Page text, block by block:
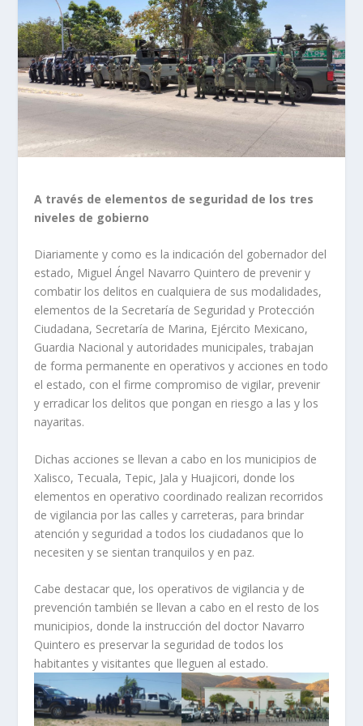
A través de elementos de seguridad de los tres
niveles de gobierno
Diariamente y como es la indicación del gobernador del
estado, Miguel Ángel Navarro Quintero de prevenir y
combatir los delitos en cualquiera de sus modalidades,
elementos de la Secretaría de Seguridad y Protección
Ciudadana, Secretaría de Marina, Ejército Mexicano,
Guardia Nacional y autoridades municipales, trabajan
de forma permanente en operativos y acciones en todo
el estado, con el firme compromiso de vigilar, prevenir
y erradicar los delitos que pongan en riesgo a las y los
nayaritas.
Dichas acciones se llevan a cabo en los municipios de
Xalisco, Tecuala, Tepic, Jala y Huajicori, donde los
elementos en operativo coordinado realizan recorridos
de vigilancia por las calles y carreteras, para brindar
atención y seguridad a todos los ciudadanos que lo
necesiten y se sientan tranquilos y en paz.
Cabe destacar que, los operativos de vigilancia y de
prevención también se llevan a cabo en el resto de los
municipios, donde la instrucción del doctor Navarro
Quintero es preservar la seguridad de todos los
habitantes y visitantes que lleguen al estado.